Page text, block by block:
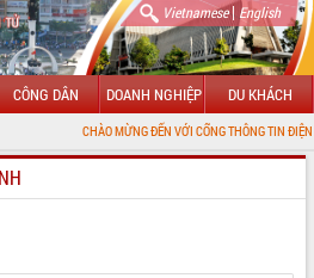
Vietnamese| English
CÔNG DÂN DOANH NGHIỆP DU KHÁCH
CHÀO MỪNG ĐẾN VỚI CỔNG THÔNG TIN ĐIỆN TỬ TỈNH